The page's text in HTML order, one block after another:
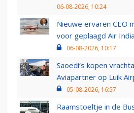
06-08-2026, 10:24
Nieuwe ervaren CEO
voor geplaagd Air India
06-08-2026, 10:17
Saoedi’s kopen
Aviapartner op Luik
05-08-2026, 16:57
Raamstoeltje in de